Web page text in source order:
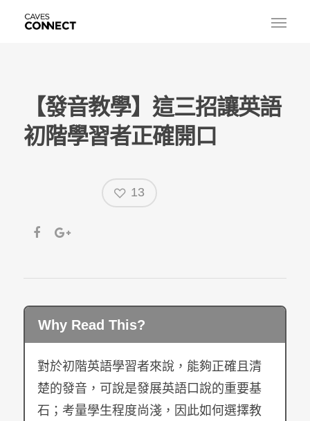
【發音教學】這三招讓英語
初階學習者正確開口
13
Why Read This?
對於初階英語學習者來說，能夠正確且清
楚的發音，可說是發展英語口說的重要基
石；考量學生程度尚淺，因此如何選擇教